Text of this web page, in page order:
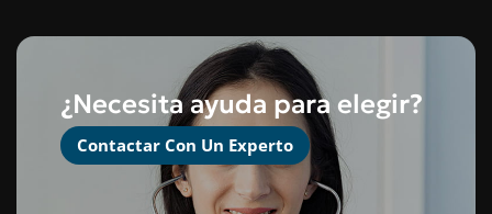
¿Necesita ayuda para elegir?
Contactar Con Un Experto